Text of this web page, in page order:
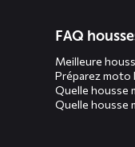
FAQ
Meilleure
Préparez moto
Quelle housse
Quelle housse